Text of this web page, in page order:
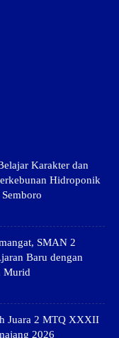
Karakter dan
Hidroponik
SMAN 2
Baru dengan
Murid
Juara 2 MTQ XXXII
2026